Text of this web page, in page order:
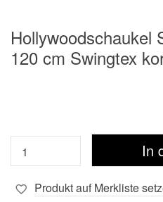
Hollywoodschaukel
120 cm Swingtex
Produkt auf Merkliste